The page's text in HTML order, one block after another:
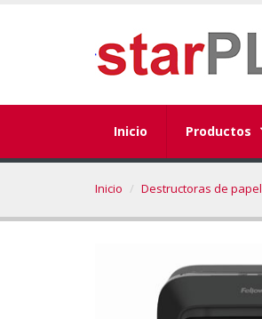
Inicio Productos
Inicio Destructoras de papel